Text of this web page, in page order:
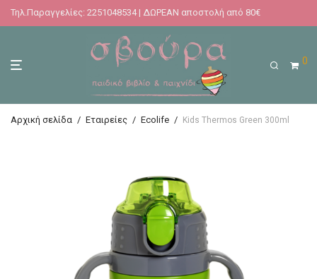
Τηλ.Παραγγελίες: 2251048534 | ΔΩΡΕΑΝ αποστολή από 80€
0
Αρχική σελίδα / Εταιρείες / Ecolife / Kids Thermos Green 300ml